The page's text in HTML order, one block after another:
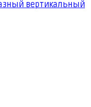
вертикальный